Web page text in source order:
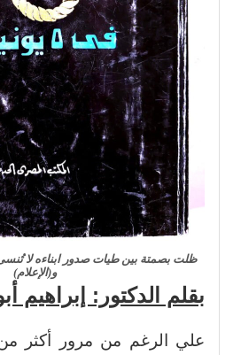
ظلت بصمتة بين طيات صدور ابناءه لا
و(الإعلام)
بقلم الدكتور: إبراهيم
علي الرغم من مرور أكثر